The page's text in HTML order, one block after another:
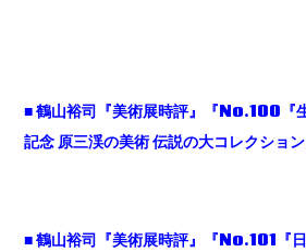
■鶴山裕司『美術展時評』『No.100
記念原三渓の美術伝説の大コレクショ
■鶴山裕司『美術展時評』『No.101 『